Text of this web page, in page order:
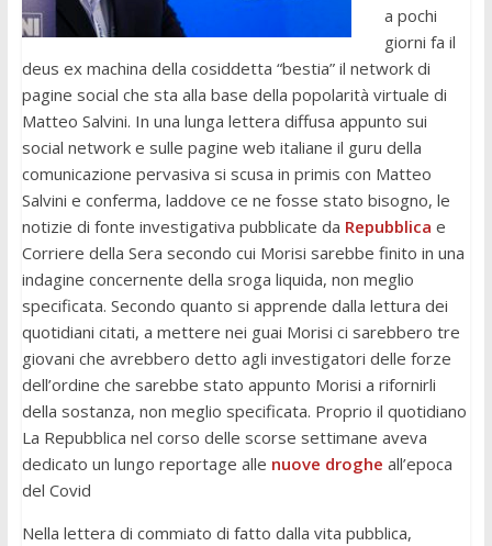
a pochi
giorni fa il
deus ex machina della cosiddetta “bestia” il network di
pagine social che sta alla base della popolarità virtuale di
Matteo Salvini. In una lunga lettera diffusa appunto sui
social network e sulle pagine web italiane il guru della
comunicazione pervasiva si scusa in primis con Matteo
Salvini e conferma, laddove ce ne fosse stato bisogno, le
notizie di fonte investigativa pubblicate da Repubblica e
Corriere della Sera secondo cui Morisi sarebbe finito in una
indagine concernente della sroga liquida, non meglio
specificata. Secondo quanto si apprende dalla lettura dei
quotidiani citati, a mettere nei guai Morisi ci sarebbero tre
giovani che avrebbero detto agli investigatori delle forze
dell’ordine che sarebbe stato appunto Morisi a rifornirli
della sostanza, non meglio specificata. Proprio il quotidiano
La Repubblica nel corso delle scorse settimane aveva
dedicato un lungo reportage alle nuove droghe all’epoca
del Covid
Nella lettera di commiato di fatto dalla vita pubblica,